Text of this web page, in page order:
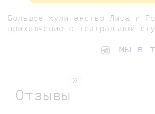
Большое хулиганство Лиса и
приключение с театральной
мы в
Отзывы
0